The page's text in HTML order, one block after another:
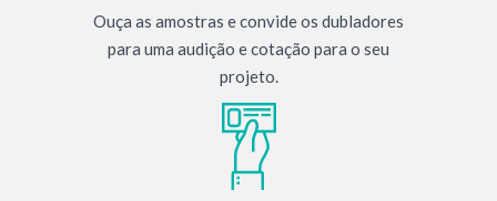
Ouça as amostras e convide os dubladores
para uma audição e cotação para o seu
projeto.